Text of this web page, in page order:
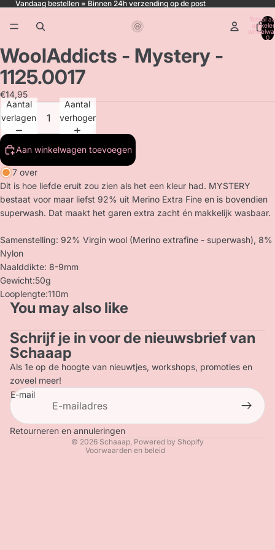
Vandaag bestellen = Binnen 24h verzending op de post
Totaal
0
WoolAddicts - Mystery -
1125.0017
€14,95
Aantal
verlagen
Aantal
verhogen
Aan winkelwagen toevoegen
7 over
Dit is hoe liefde eruit zou zien als het een kleur had. MYSTERY
bestaat voor maar liefst 92% uit Merino Extra Fine en is bovendien
superwash. Dat maakt het garen extra zacht én makkelijk wasbaar.
Samenstelling: 92% Virgin wool (Merino extrafine - superwash), 8%
Nylon
Naalddikte: 8-9mm
Gewicht:50g
Looplengte:110m
You may also like
Schrijf je in voor de nieuwsbrief van
Schaaap
Als 1e op de hoogte van nieuwtjes, workshops, promoties en
zoveel meer!
E-mail
Retourneren en annuleringen
© 2026 Schaaap, Powered by Shopify
Voorwaarden en beleid
Privacybeleid
Terugbetalingsbeleid
Contactgegevens
Algemene voorwaarden
Wettelijke kennisgeving